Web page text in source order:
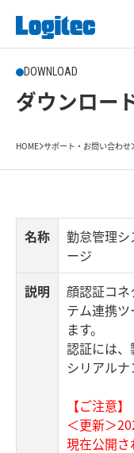
DOWNLOAD
ダウンロー
HOME サポート・お問い合わせ
名称
勤怠管理
ージ
説明
顔認証コ
テム連携
ます。
認証には
シリアルナ
【ご注意】
＜更新＞
現在公開